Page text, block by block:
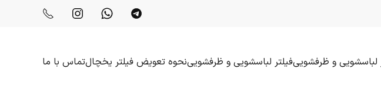
لباسشویی و ظرفشوییفیلتر لباسشویی و ظرفشویینحوه تعویض فیلتر یخچالتماس با ما